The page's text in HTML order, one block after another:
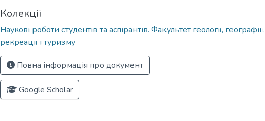
Колекції
Наукові роботи студентів та аспірантів. Факультет геології, географіії,
рекреації і туризму
Повна інформація про документ
Google Scholar